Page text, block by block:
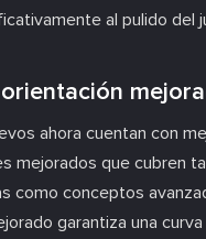
al pulido del
ahora cuentan con
mejorados que cubren
como conceptos
garantiza una